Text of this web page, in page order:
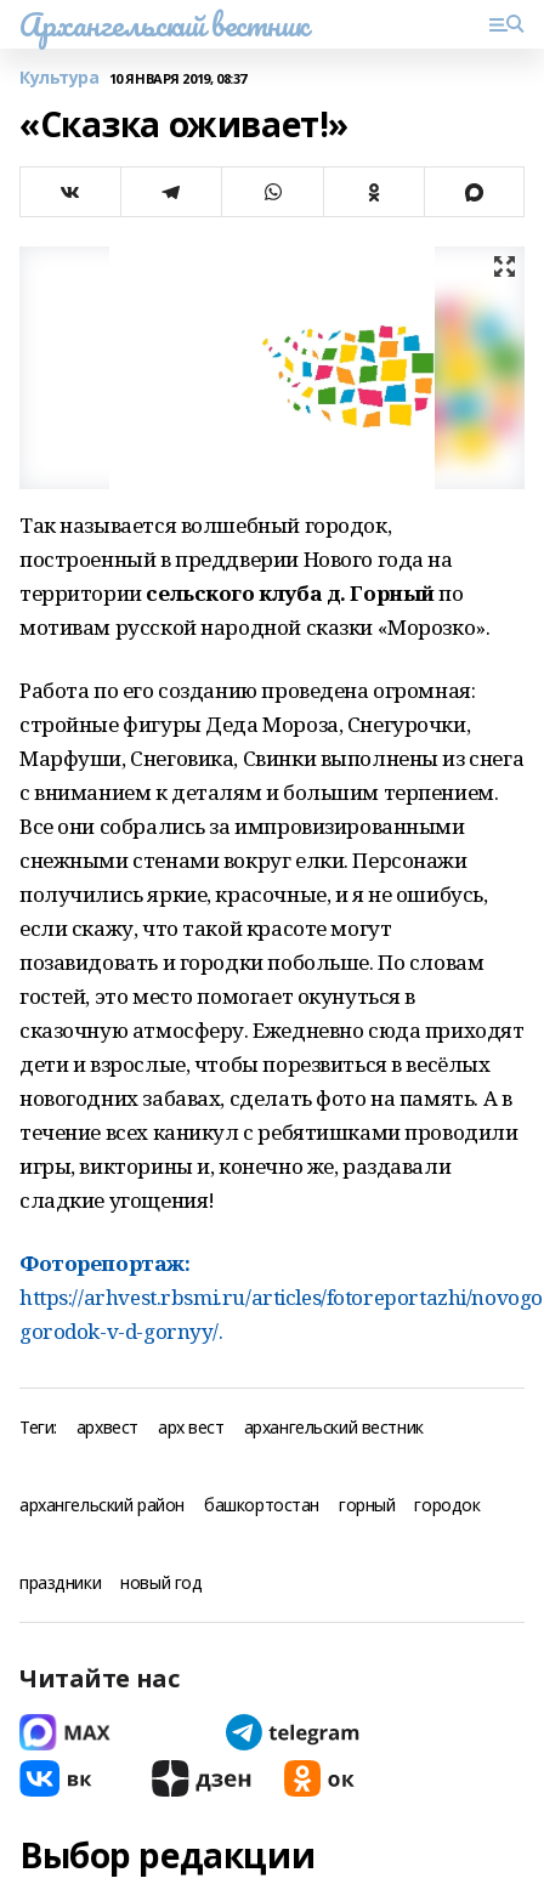
Архангельский вестник
Культура 10 ЯНВАРЯ 2019, 08:37
«Сказка оживает!»
Так называется волшебный городок,
построенный в преддверии Нового года на
территориисельского клуба д. Горныйпо
мотивам русской народной сказки «Морозко».
Работа по его созданию проведена огромная:
стройные фигуры Деда Мороза, Снегурочки,
Марфуши, Снеговика, Свинки выполнены из снега
с вниманием к деталям и большим терпением.
Все они собрались за импровизированными
снежными стенами вокруг елки. Персонажи
получились яркие, красочные, и я не ошибусь,
если скажу, что такой красоте могут
позавидовать и городки побольше. По словам
гостей, это место помогает окунуться в
сказочную атмосферу. Ежедневно сюда приходят
дети и взрослые, чтобы порезвиться в весёлых
новогодних забавах, сделать фото на память. А в
течение всех каникул с ребятишками проводили
игры, викторины и, конечно же, раздавали
сладкие угощения!
Фоторепортаж:
https://arhvest.rbsmi.ru/articles/fotoreportazhi/
gorodok-v-d-gornyy/.
Теги: архвест арх вест архангельский вестник
архангельский район башкортостан горный городок
праздники новый год
Читайте нас
Выбор редакции